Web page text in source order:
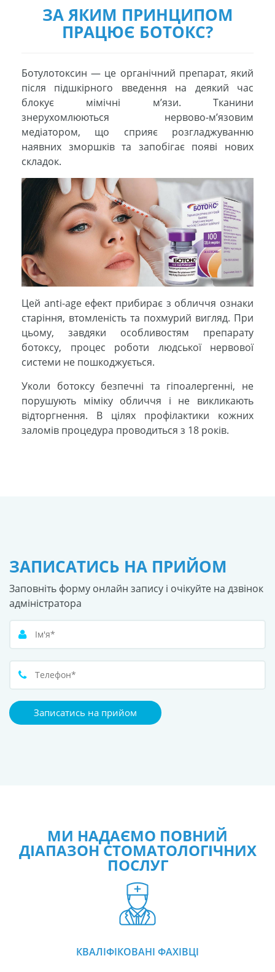
ЗА ЯКИМ ПРИНЦИПОМ
ПРАЦЮЄ БОТОКС?
Ботулотоксин — це органічний препарат, який
після підшкірного введення на деякий час
блокує мімічні м’язи. Тканини
знерухомлюються нервово-м’язовим
медіатором, що сприяє розгладжуванню
наявних зморшків та запобігає появі нових
складок.
Цей anti-age ефект прибирає з обличчя ознаки
старіння, втомленість та похмурий вигляд. При
цьому, завдяки особливостям препарату
ботоксу, процес роботи людської нервової
системи не пошкоджується.
Уколи ботоксу безпечні та гіпоалергенні, не
порушують міміку обличчя і не викликають
відторгнення. В цілях профілактики кожних
заломів процедура проводиться з 18 років.
ЗАПИСАТИСЬ НА ПРИЙОМ
Заповніть форму онлайн запису і очікуйте на дзвінок
адміністратора
Записатись на прийом
МИ НАДАЄМО ПОВНИЙ
ДІАПАЗОН СТОМАТОЛОГІЧНИХ
ПОСЛУГ
КВАЛІФІКОВАНІ ФАХІВЦІ